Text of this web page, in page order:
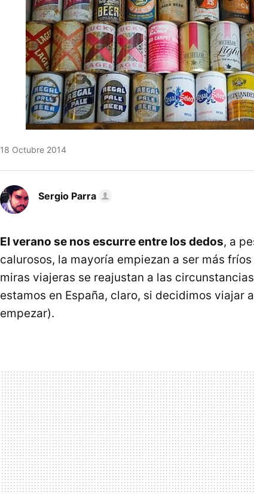
18 Octubre 2014
Sergio Parra
El verano se nos escurre entre los dedos, a
calurosos, la mayoría empiezan a ser más
miras viajeras se reajustan a las
estamos en España, claro, si decidimos viajar
empezar).